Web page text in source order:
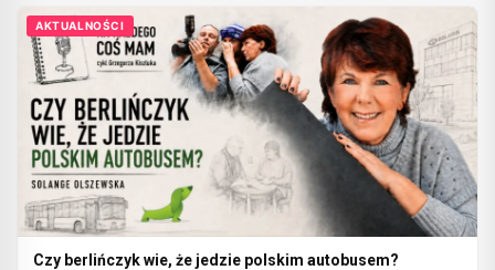
AKTUALNOŚCI
Czy berlińczyk wie, że jedzie polskim autobusem?